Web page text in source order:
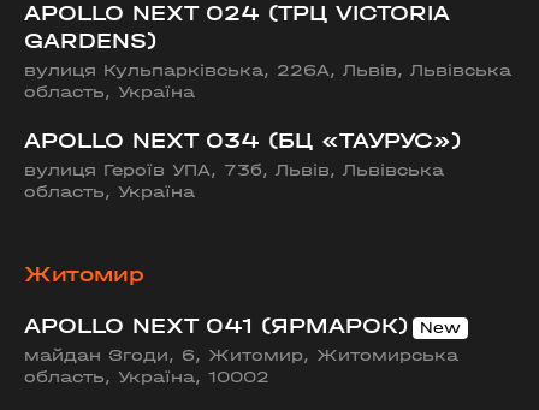
APOLLO NEXT 024 (ТРЦ VICTORIA
GARDENS)
вулиця Кульпарківська, 226А, Львів, Львівська
область, Україна
APOLLO NEXT 034 (БЦ «ТАУРУС»)
вулиця Героїв УПА, 73б, Львів, Львівська
область, Україна
Житомир
APOLLO NEXT 041 (ЯРМАРОК)
майдан Згоди, 6, Житомир, Житомирська
область, Україна, 10002